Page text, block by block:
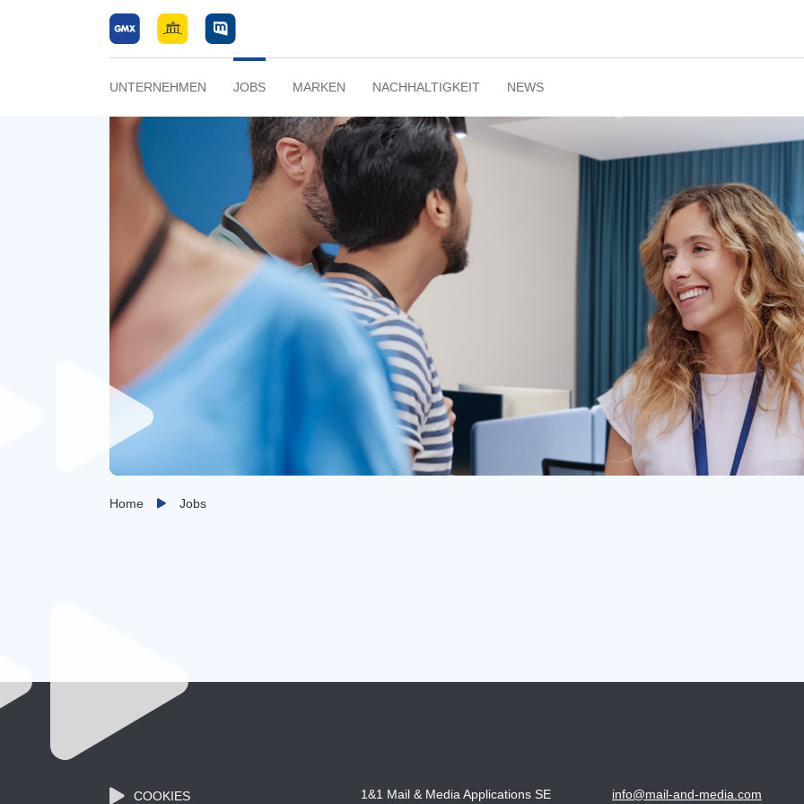
UNTERNEHMEN JOBS MARKEN NACHHALTIGKEIT NEWS
Home Jobs
COOKIES 1&1 Mail & Media Applications SE info@mail-and-media.com